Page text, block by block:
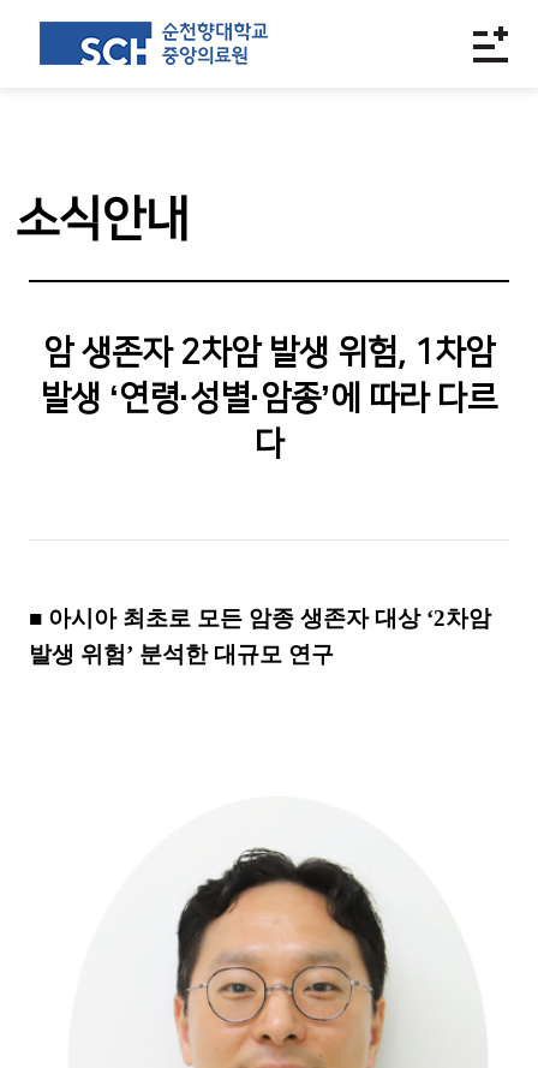
소식안내
암 생존자 2차암 발생 위험, 1차암
발생 ‘연령·성별·암종’에 따라 다르
다
■ 아시아 최초로 모든 암종 생존자 대상 ‘2차암
발생 위험’ 분석한 대규모 연구